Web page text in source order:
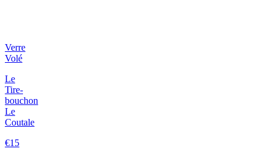
Verre
Volé
Le
Tire-
bouchon
Le
Coutale
€15